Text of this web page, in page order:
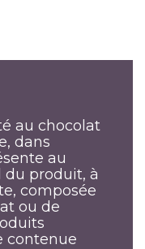
au chocolat
dans
au
du produit, à
composée
ou de
contenue